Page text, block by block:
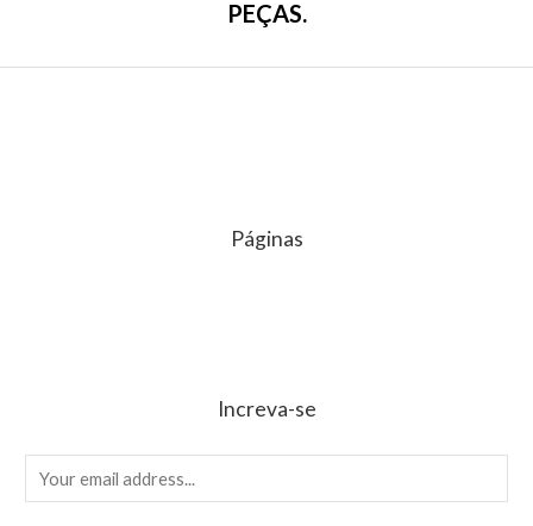
PEÇAS.
Páginas
Increva-se
m